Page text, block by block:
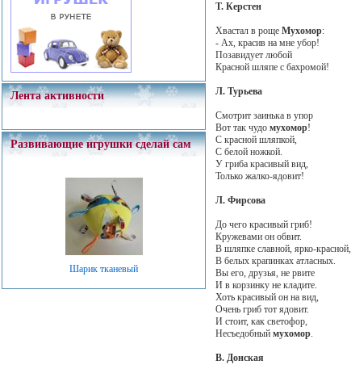
Лента активности
Развивающие игрушки сделай сам
Шарик тканевый
Т. Керстен
Хвастал в рощеМухомор:
- Ах, красив на мне убор!
Позавидует любой
Красной шляпе с бахромой!
Л. Турьева
Смотрит заинька в упор
Вот так чудомухомор!
С красной шляпкой,
С белой ножкой.
У гриба красивый вид,
Только жалко-ядовит!
Л. Фирсова
До чего красивый гриб!
Кружевами он обвит.
В шляпке славной, ярко-красной,
В белых крапинках атласных.
Вы его, друзья, не рвите
И в корзинку не кладите.
Хоть красивый он на вид,
Очень гриб тот ядовит.
И стоит, как светофор,
Несъедобныймухомор.
В. Донская